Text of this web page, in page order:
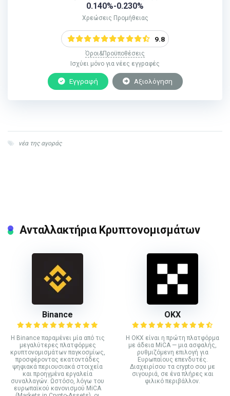
0.140%-0.230%
Χρεώσεις Προμήθειας
9.8
Όροι&Προϋποθέσεις
Ισχύει μόνο για νέες εγγραφές
Εγγραφή Αξιολόγηση
νέα της αγοράς
Ανταλλακτήρια Κρυπτονομισμάτων
Binance
Η Binance παραμένει μία από τις
μεγαλύτερες πλατφόρμες
κρυπτονομισμάτων παγκοσμίως,
προσφέροντας εκατοντάδες
ψηφιακά περιουσιακά στοιχεία
και προηγμένα εργαλεία
συναλλαγών. Ωστόσο, λόγω του
ευρωπαϊκού κανονισμού MiCA
ΟΚΧ
Η OKX είναι η πρώτη πλατφόρμα
με άδεια MiCA — μια ασφαλής,
ρυθμιζόμενη επιλογή για
Ευρωπαίους επενδυτές.
Διαχειρίσου τα crypto σου με
σιγουριά, σε ένα πλήρες και
φιλικό περιβάλλον.